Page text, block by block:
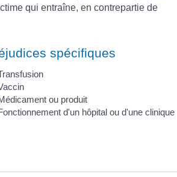
qui entraîne, en contrepartie de
spécifiques
ou produit
d'un hôpital ou d'une clinique